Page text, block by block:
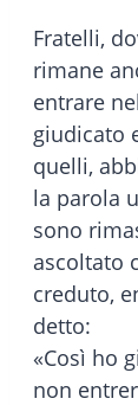
Fratelli,
rimane
entrare
giudicato
quelli,
la parola
sono
ascoltato
creduto,
detto:
«Così ho
non